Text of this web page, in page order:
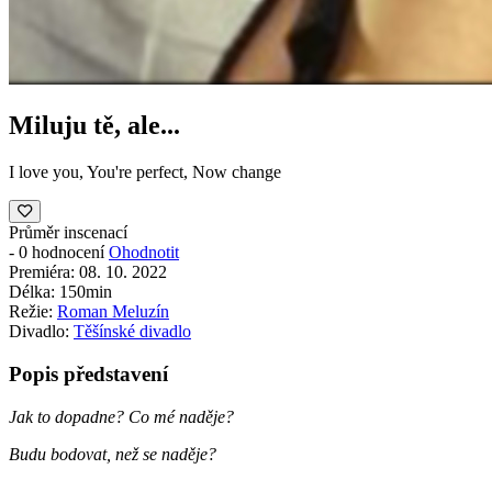
Miluju tě, ale...
I love you, You're perfect, Now change
Průměr inscenací
- 0 hodnoceníOhodnotit
Premiéra: 08. 10. 2022
Délka: 150min
Režie: Roman Meluzín
Divadlo: Těšínské divadlo
Popis představení
Jak to dopadne? Co mé naděje?
Budu bodovat, než se naděje?